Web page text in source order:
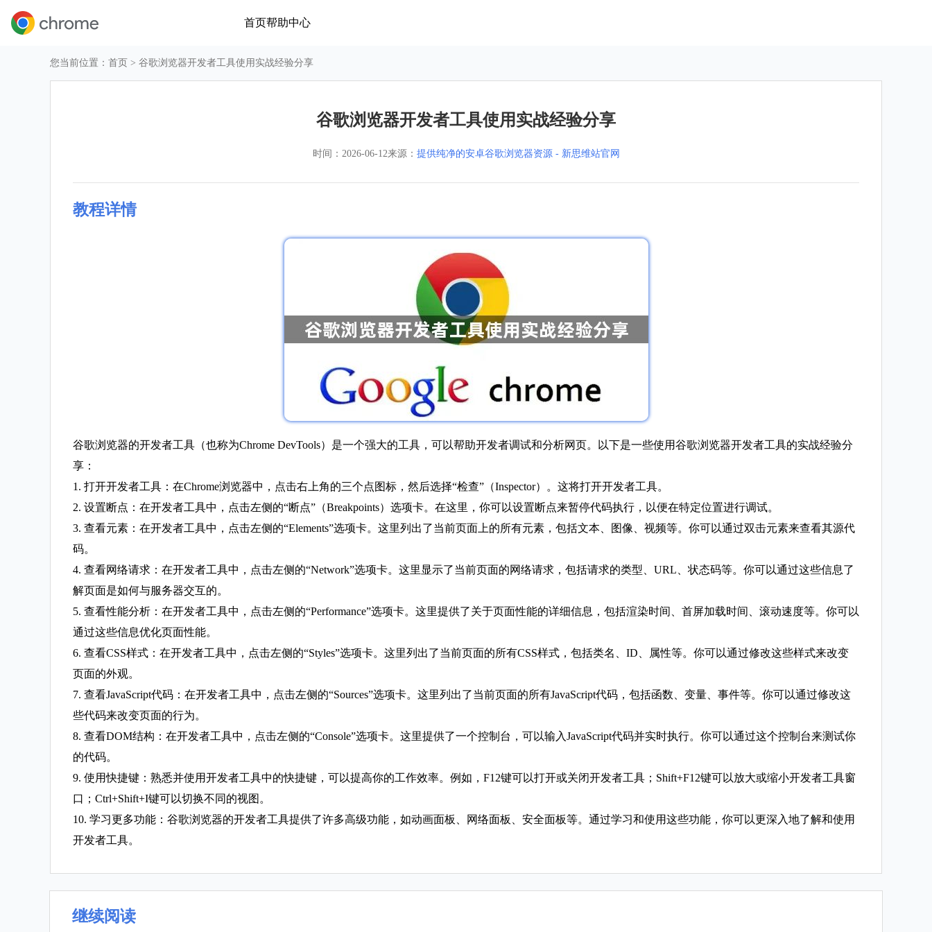
首页帮助中心
您当前位置： 首页 > 谷歌浏览器开发者工具使用实战经验分享
谷歌浏览器开发者工具使用实战经验分享
时间： 2026-06-12来源： 提供纯净的安卓谷歌浏览器资源 - 新思维站官网
教程详情
谷歌浏览器的开发者工具（也称为Chrome DevTools）是一个强大的工具，可以帮助开发者调试和分析网页。以下是一些使用谷歌浏览器开发者工具的实战经验分
享：
1. 打开开发者工具：在Chrome浏览器中，点击右上角的三个点图标，然后选择“检查”（Inspector）。这将打开开发者工具。
2. 设置断点：在开发者工具中，点击左侧的“断点”（Breakpoints）选项卡。在这里，你可以设置断点来暂停代码执行，以便在特定位置进行调试。
3. 查看元素：在开发者工具中，点击左侧的“Elements”选项卡。这里列出了当前页面上的所有元素，包括文本、图像、视频等。你可以通过双击元素来查看其源代
码。
4. 查看网络请求：在开发者工具中，点击左侧的“Network”选项卡。这里显示了当前页面的网络请求，包括请求的类型、URL、状态码等。你可以通过这些信息了
解页面是如何与服务器交互的。
5. 查看性能分析：在开发者工具中，点击左侧的“Performance”选项卡。这里提供了关于页面性能的详细信息，包括渲染时间、首屏加载时间、滚动速度等。你可以
通过这些信息优化页面性能。
6. 查看CSS样式：在开发者工具中，点击左侧的“Styles”选项卡。这里列出了当前页面的所有CSS样式，包括类名、ID、属性等。你可以通过修改这些样式来改变
页面的外观。
7. 查看JavaScript代码：在开发者工具中，点击左侧的“Sources”选项卡。这里列出了当前页面的所有JavaScript代码，包括函数、变量、事件等。你可以通过修改这
些代码来改变页面的行为。
8. 查看DOM结构：在开发者工具中，点击左侧的“Console”选项卡。这里提供了一个控制台，可以输入JavaScript代码并实时执行。你可以通过这个控制台来测试你
的代码。
9. 使用快捷键：熟悉并使用开发者工具中的快捷键，可以提高你的工作效率。例如，F12键可以打开或关闭开发者工具；Shift+F12键可以放大或缩小开发者工具窗
口；Ctrl+Shift+I键可以切换不同的视图。
10. 学习更多功能：谷歌浏览器的开发者工具提供了许多高级功能，如动画面板、网络面板、安全面板等。通过学习和使用这些功能，你可以更深入地了解和使用
开发者工具。
继续阅读